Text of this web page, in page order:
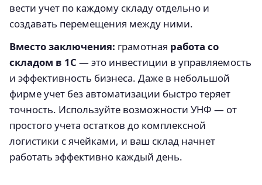
вести учет по каждому складу отдельно и
создавать перемещения между ними.
Вместо заключения: грамотная работа со
складом в 1С — это инвестиции в управляемость
и эффективность бизнеса. Даже в небольшой
фирме учет без автоматизации быстро теряет
точность. Используйте возможности УНФ — от
простого учета остатков до комплексной
логистики с ячейками, и ваш склад начнет
работать эффективно каждый день.